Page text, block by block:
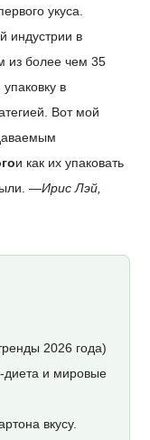
укуса.
индустрии в
из более чем 35
в
Вот мой
и как их упаковать
—Ирис Лэй,
2026 года)
диета и мировые
вкусу.